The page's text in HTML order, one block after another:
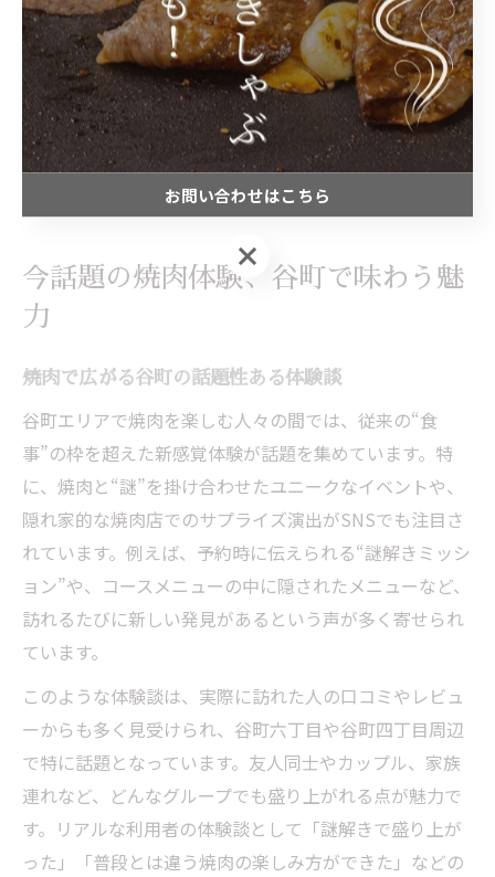
すめです。
ただし、人気イベントや限定企画は事前予約や人数制限
が設けられている場合もあります。安全面や利用ルール
も確認しつつ、谷町ならではの新感覚焼肉体験を存分に
楽しんでください。
今話題の焼肉体験、谷町で味わう魅
力
焼肉で広がる谷町の話題性ある体験談
谷町エリアで焼肉を楽しむ人々の間では、従来の“食
事”の枠を超えた新感覚体験が話題を集めています。特
に、焼肉と“謎”を掛け合わせたユニークなイベントや、
隠れ家的な焼肉店でのサプライズ演出がSNSでも注目さ
れています。例えば、予約時に伝えられる“謎解きミッシ
ョン”や、コースメニューの中に隠されたメニューなど、
訪れるたびに新しい発見があるという声が多く寄せられ
ています。
このような体験談は、実際に訪れた人の口コミやレビュ
ーからも多く見受けられ、谷町六丁目や谷町四丁目周辺
で特に話題となっています。友人同士やカップル、家族
連れなど、どんなグループでも盛り上がれる点が魅力で
す。リアルな利用者の体験談として「謎解きで盛り上が
った」「普段とは違う焼肉の楽しみ方ができた」などの
お問い合わせはこちら
お問い合わせはこちら